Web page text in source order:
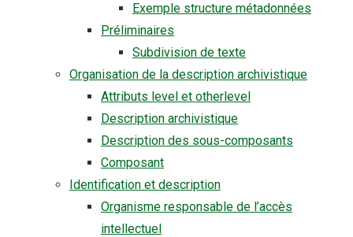
Exemple structure métadonnées
Préliminaires
Subdivision de texte
Organisation de la description archivistique
Attributs level et otherlevel
Description archivistique
Description des sous-composants
Composant
Identification et description
Organisme responsable de l’accès
intellectuel